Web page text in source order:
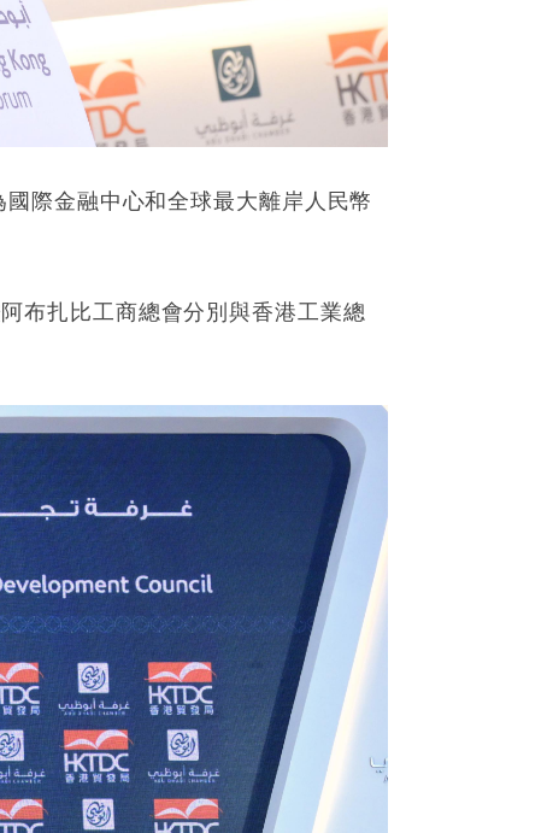
際金融中心和全球最大離岸人民幣
布扎比工商總會分別與香港工業總